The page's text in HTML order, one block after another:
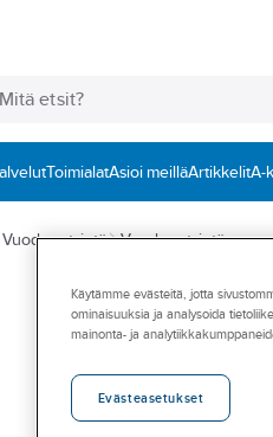
ToimialatAsioi meilläArtikkelitA-
Vuodonetsintä Vuodonetsintä
Käytämme evästeitä, jotta
ominaisuuksia ja analysoida
mainonta- ja
Evästeasetukset